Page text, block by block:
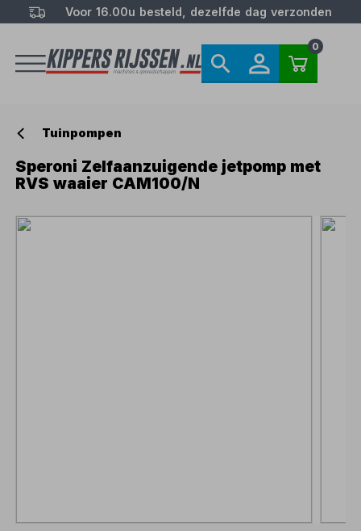
Voor 16.00u besteld, dezelfde dag verzonden
0
Tuinpompen
Speroni Zelfaanzuigende jetpomp met
RVS waaier CAM100/N